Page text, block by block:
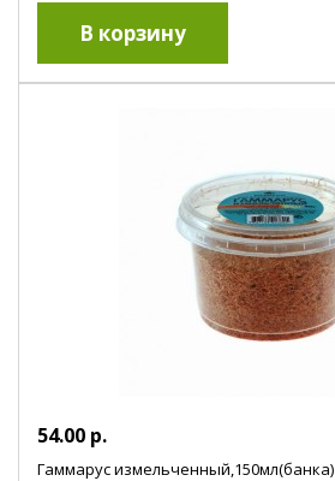
54.00 р.
Гаммарус измельченный,150мл(банка)